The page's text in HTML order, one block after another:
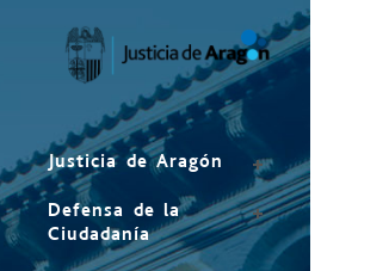
Justicia de Aragón
Defensa de la
Ciudadanía